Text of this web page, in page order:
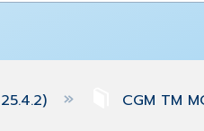
CGM TM